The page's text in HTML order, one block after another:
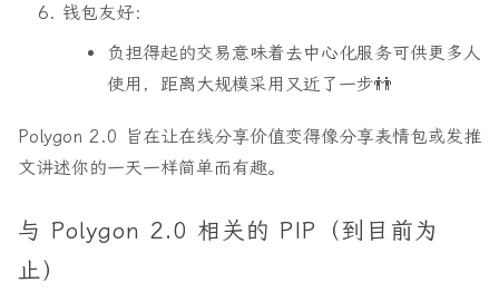
钱包友好：
负担得起的交易意味着去中心化服务可供更多人
使用，距离大规模采用又近了一步👬
Polygon 2.0 旨在让在线分享价值变得像分享表情包或发推
文讲述你的一天一样简单而有趣。
与 Polygon 2.0 相关的 PIP（到目前为
止）